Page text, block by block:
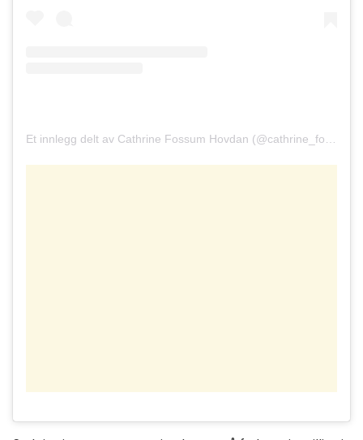
Et innlegg delt av Cathrine Fossum Hovdan (@cathrine_fossum)